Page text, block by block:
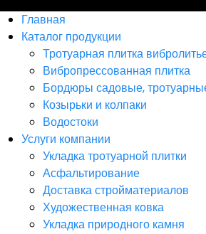
Главная
Каталог продукции
Тротуарная плитка
Вибропрессованная плитка
Бордюры садовые,
Козырьки и колпаки
Водостоки
Услуги компании
Укладка тротуарной плитки
Асфальтирование
Доставка стройматериалов
Художественная ковка
Укладка природного камня